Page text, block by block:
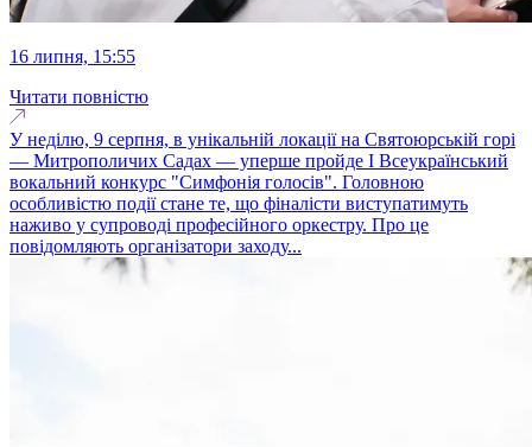
16 липня, 15:55
Читати повністю
У неділю, 9 серпня, в унікальній локації на Святоюрській горі
— Митрополичих Садах — уперше пройде І Всеукраїнський
вокальний конкурс "Симфонія голосів". Головною
особливістю події стане те, що фіналісти виступатимуть
наживо у супроводі професійного оркестру. Про це
повідомляють організатори заходу...